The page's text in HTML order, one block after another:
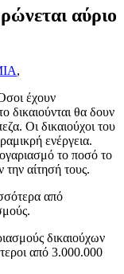
αύριο
,
έχουν
δικαιούνται θα δουν
Οι δικαιούχοι του
ενέργεια.
το ποσό το
αίτησή τους.
από
δικαιούχων
από 3.000.000